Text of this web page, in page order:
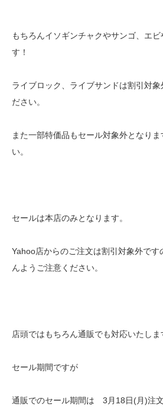
もちろんイソギンチャクやサンゴ、エ
す！
ライブロック、ライブサンドは割引対象
ださい。
また一部特価品もセール対象外となり
い。
セールは本店のみとなります。
Yahoo店からのご注文は割引対象外で
んようご注意ください。
店頭ではもちろん通販でも対応いたしま
セール期間ですが
通販でのセール期間は 3月18日(月)注